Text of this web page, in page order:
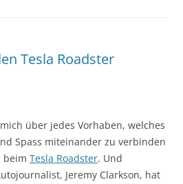
Tesla Roadster
über jedes Vorhaben, welches
Spass miteinander zu verbinden
beim Tesla Roadster. Und
Jeremy Clarkson, hat